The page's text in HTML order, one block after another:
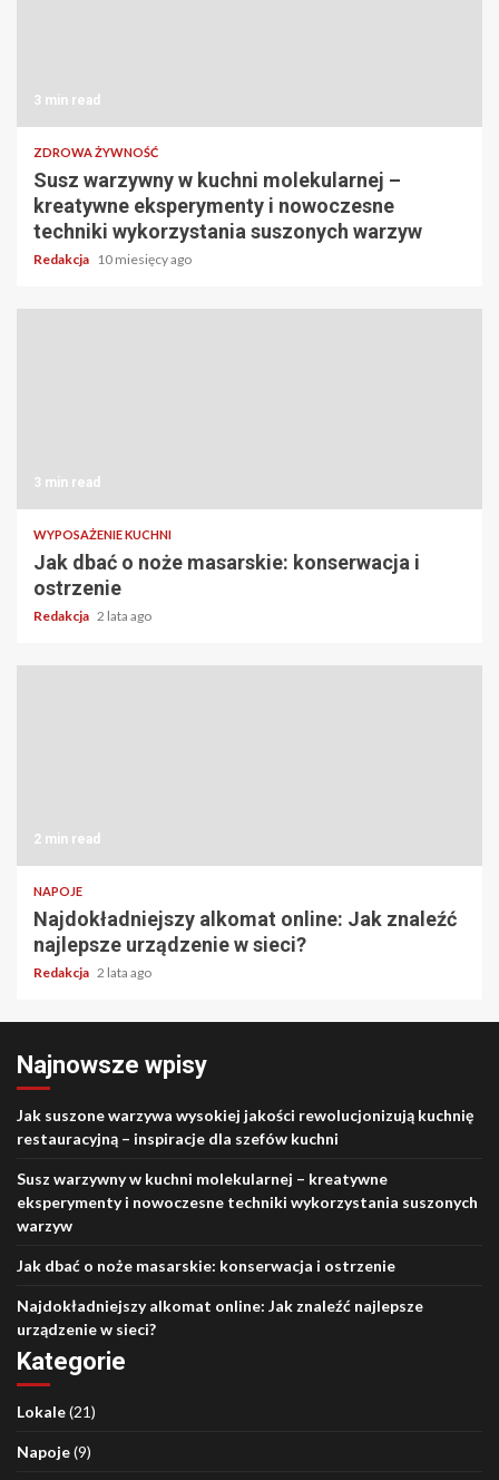
3 min read
ZDROWA ŻYWNOŚĆ
Susz warzywny w kuchni molekularnej –
kreatywne eksperymenty i nowoczesne
techniki wykorzystania suszonych warzyw
Redakcja 10 miesięcy ago
3 min read
WYPOSAŻENIE KUCHNI
Jak dbać o noże masarskie: konserwacja i
ostrzenie
Redakcja 2 lata ago
2 min read
NAPOJE
Najdokładniejszy alkomat online: Jak znaleźć
najlepsze urządzenie w sieci?
Redakcja 2 lata ago
Najnowsze wpisy
Jak suszone warzywa wysokiej jakości rewolucjonizują kuchnię
restauracyjną – inspiracje dla szefów kuchni
Susz warzywny w kuchni molekularnej – kreatywne
eksperymenty i nowoczesne techniki wykorzystania suszonych
warzyw
Jak dbać o noże masarskie: konserwacja i ostrzenie
Najdokładniejszy alkomat online: Jak znaleźć najlepsze
urządzenie w sieci?
Kategorie
Lokale(21)
Napoje(9)